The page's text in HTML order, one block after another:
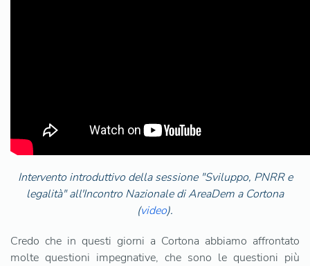
Intervento introduttivo della sessione "Sviluppo, PNRR e
legalità" all'Incontro Nazionale di AreaDem a Cortona
(video).
Credo che in questi giorni a Cortona abbiamo affrontato
molte questioni impegnative, che sono le questioni più